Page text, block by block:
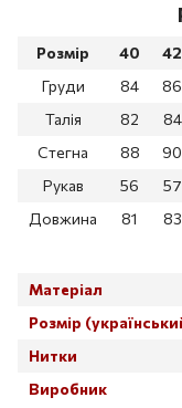
Розмір 40 42
Груди
84 86
Талія
82 84
Стегна
88 90
Рукав
56 57
Довжина
81 83
Матеріал
Розмір
Нитки
Виробник